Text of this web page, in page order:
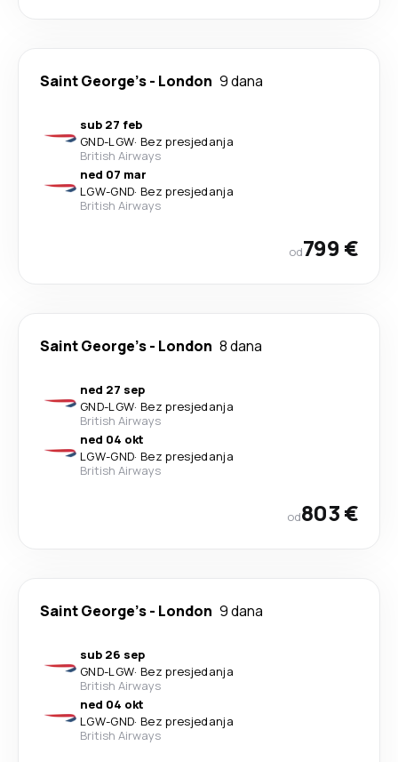
Saint George's- London 9 dana
sub 27 feb
GND-LGW· Bez presjedanja
British Airways
ned 07 mar
LGW-GND· Bez presjedanja
British Airways
od799 €
Saint George's- London 8 dana
ned 27 sep
GND-LGW· Bez presjedanja
British Airways
ned 04 okt
LGW-GND· Bez presjedanja
British Airways
od803 €
Saint George's- London 9 dana
sub 26 sep
GND-LGW· Bez presjedanja
British Airways
ned 04 okt
LGW-GND· Bez presjedanja
British Airways